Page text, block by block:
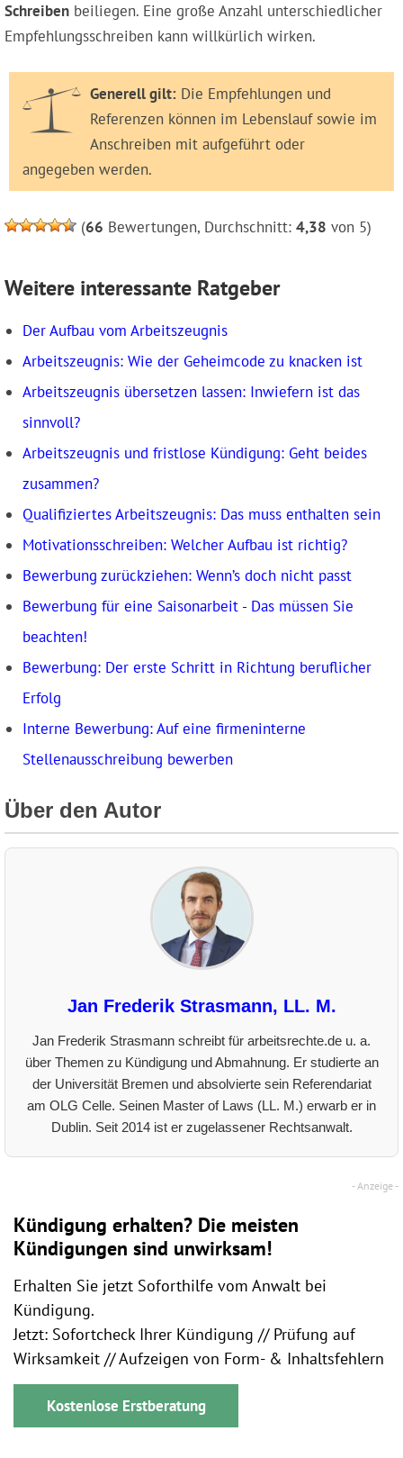
Schreiben beiliegen. Eine große Anzahl unterschiedlicher
Empfehlungsschreiben kann willkürlich wirken.
Generell gilt: Die Empfehlungen und
Referenzen können im Lebenslauf sowie im
Anschreiben mit aufgeführt oder
angegeben werden.
(66 Bewertungen, Durchschnitt: 4,38 von 5)
Weitere interessante Ratgeber
Der Aufbau vom Arbeitszeugnis
Arbeitszeugnis: Wie der Geheimcode zu knacken ist
Arbeitszeugnis übersetzen lassen: Inwiefern ist das
sinnvoll?
Arbeitszeugnis und fristlose Kündigung: Geht beides
zusammen?
Qualifiziertes Arbeitszeugnis: Das muss enthalten sein
Motivationsschreiben: Welcher Aufbau ist richtig?
Bewerbung zurückziehen: Wenn’s doch nicht passt
Bewerbung für eine Saisonarbeit - Das müssen Sie
beachten!
Bewerbung: Der erste Schritt in Richtung beruflicher
Erfolg
Interne Bewerbung: Auf eine firmeninterne
Stellenausschreibung bewerben
Über den Autor
Jan Frederik Strasmann, LL. M.
Jan Frederik Strasmann schreibt für arbeitsrechte.de u. a.
über Themen zu Kündigung und Abmahnung. Er studierte an
der Universität Bremen und absolvierte sein Referendariat
am OLG Celle. Seinen Master of Laws (LL. M.) erwarb er in
Dublin. Seit 2014 ist er zugelassener Rechtsanwalt.
Kündigung erhalten? Die meisten
Kündigungen sind unwirksam!
Erhalten Sie jetzt Soforthilfe vom Anwalt bei
Kündigung.
Jetzt: Sofortcheck Ihrer Kündigung // Prüfung auf
Wirksamkeit // Aufzeigen von Form- & Inhaltsfehlern
Kostenlose Erstberatung